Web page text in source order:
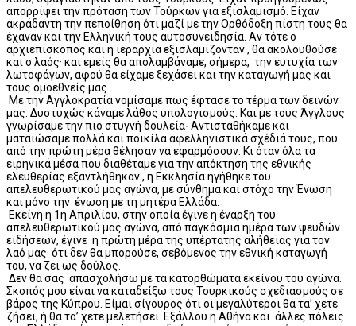
απορρίψει την πρόταση των Τούρκων για εξισλαμισμό. Είχαν
ακράδαντη την πεποίθηση ότι μαζί με την Ορθόδοξη πίστη τους θα
έχαναν και την Ελληνική τους αυτοσυνειδησία. Αν τότε ο
αρχιεπίσκοπος και η ιεραρχία εξισλαμίζονταν , θα ακολουθούσε
και ο λαός· και εμείς θα απολαμβάναμε, σήμερα, την ευτυχία των
λωτοφάγων, αφού θα είχαμε ξεχάσει και την καταγωγή μας και
τους ομοεθνείς μας .
Με την Αγγλοκρατία νομίσαμε πως έφτασε το τέρμα των δεινών
μας. Δυστυχώς κάναμε λάθος υπολογισμούς. Και με τους Άγγλους
γνωρίσαμε την πιο στυγνή δουλεία∙ Αντισταθήκαμε και
ματαιώσαμε πολλά και ποικίλα αφελληνιστικά σχέδιά τους, που
από την πρώτη μέρα θέλησαν να εφαρμόσουν. Κι όταν όλα τα
ειρηνικά μέσα που διαθέταμε για την απόκτηση της εθνικής
ελευθερίας εξαντλήθηκαν , η Εκκλησία ηγήθηκε του
απελευθερωτικού μας αγώνα, με σύνθημα και στόχο την Ένωση
και μόνο την ένωση με τη μητέρα Ελλάδα.
Εκείνη η 1η Απριλίου, στην οποία έγινε η έναρξη του
απελευθερωτικού μας αγώνα, από παγκόσμια ημέρα των ψευδών
ειδήσεων, έγινε η πρώτη μέρα της υπέρτατης αλήθειας για τον
λαό μας· ότι δεν θα μπορούσε, σεβόμενος την εθνική καταγωγή
του, να ζει ως δούλος.
Δεν θα σας απασχολήσω με τα κατορθώματα εκείνου του αγώνα.
Σκοπός μου είναι να καταδείξω τους Τουρκικούς σχεδιασμούς σε
βάρος της Κύπρου. Είμαι σίγουρος ότι οι μεγαλύτεροι θα τα’ χετε
ζήσει, ή θα τα’ χετε μελετήσει. Εξάλλου η Αθήνα και άλλες πόλεις